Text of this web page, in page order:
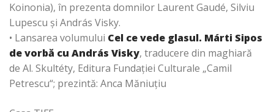
Koinonia), în prezenta domnilor Laurent Gaudé, Silviu
Lupescu și András Visky.
• Lansarea volumului Cel ce vede glasul. Márti Sipos
de vorbă cu András Visky, traducere din maghiară
de Al. Skultéty, Editura Fundației Culturale „Camil
Petrescu“; prezintă: Anca Măniuțiu